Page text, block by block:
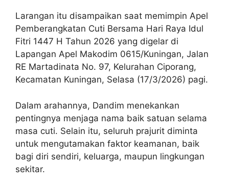
Larangan itu disampaikan saat memimpin Apel
Pemberangkatan Cuti Bersama Hari Raya Idul
Fitri 1447 H Tahun 2026 yang digelar di
Lapangan Apel Makodim 0615/Kuningan, Jalan
RE Martadinata No. 97, Kelurahan Ciporang,
Kecamatan Kuningan, Selasa (17/3/2026) pagi.
Dalam arahannya, Dandim menekankan
pentingnya menjaga nama baik satuan selama
masa cuti. Selain itu, seluruh prajurit diminta
untuk mengutamakan faktor keamanan, baik
bagi diri sendiri, keluarga, maupun lingkungan
sekitar.